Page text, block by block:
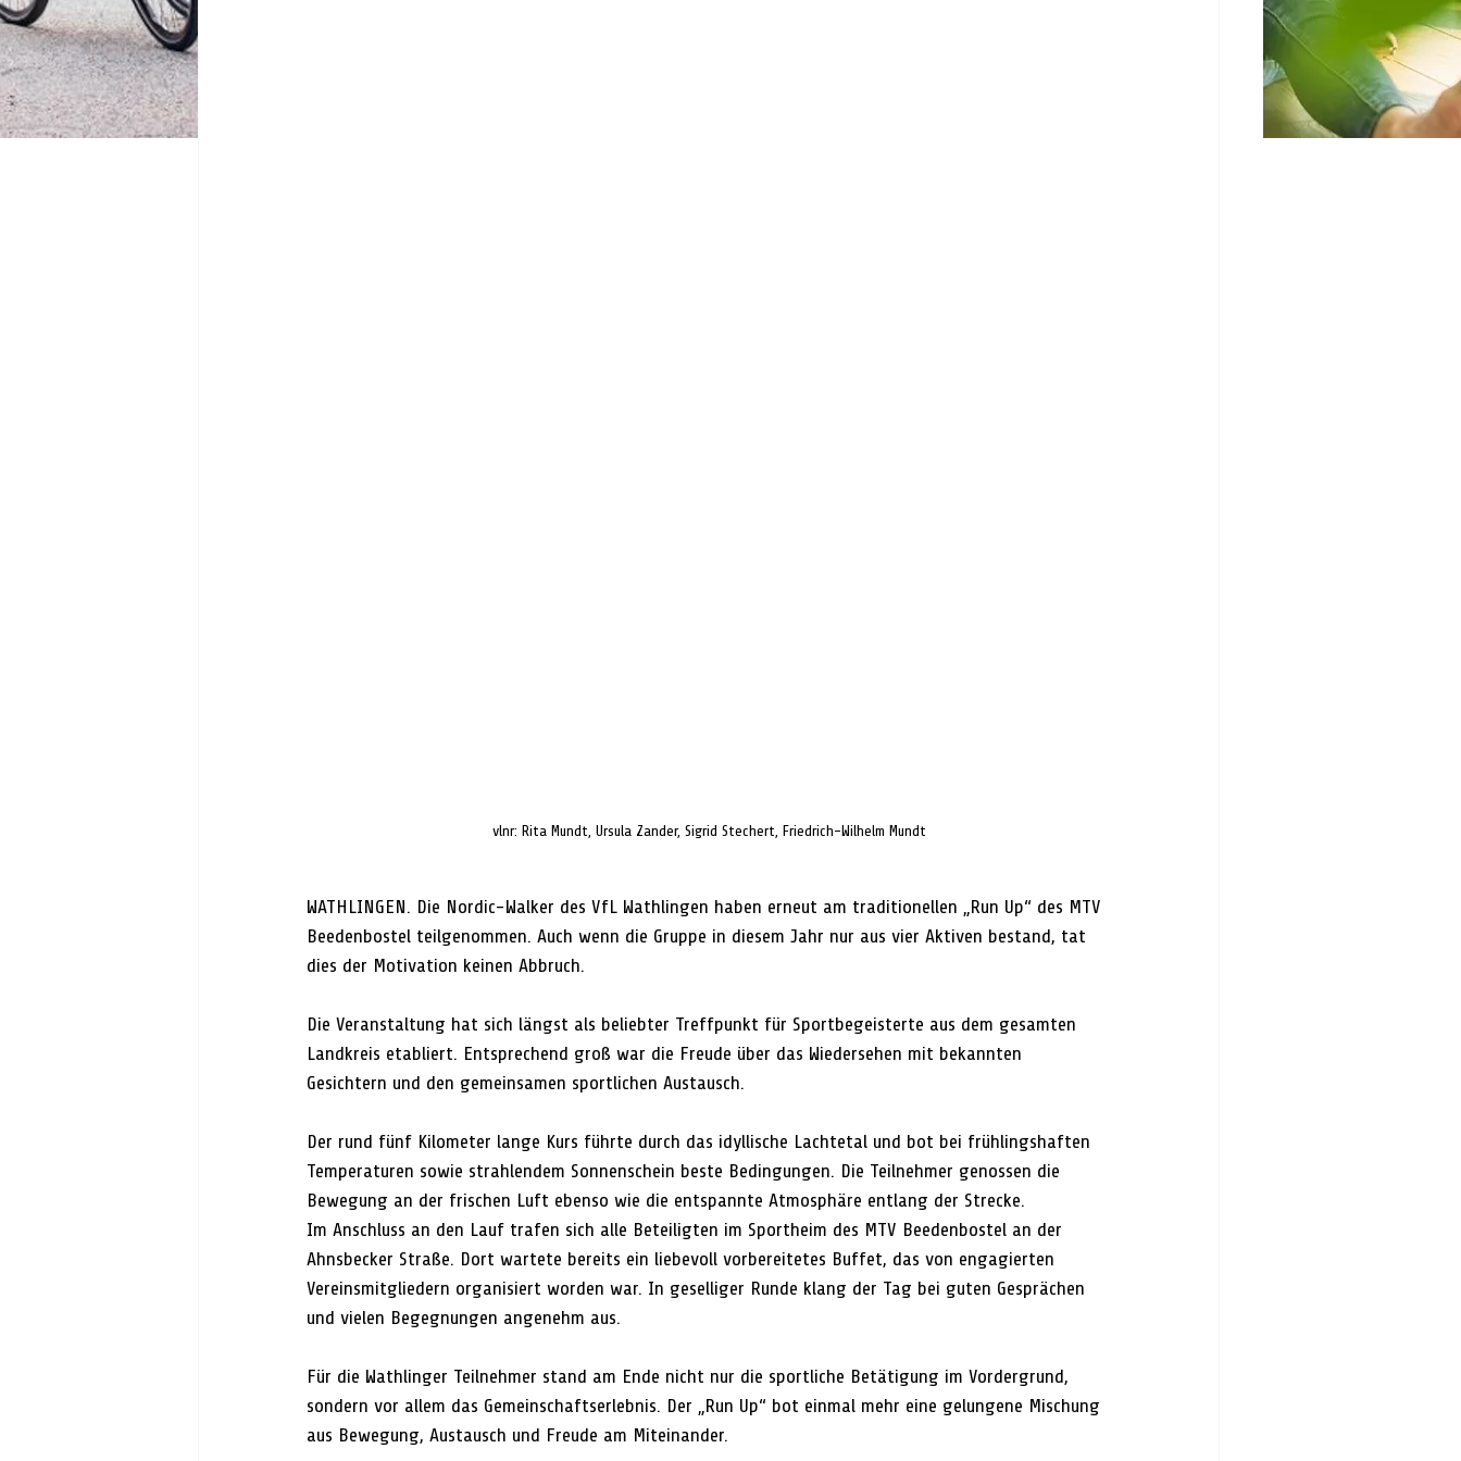
vlnr: Rita Mundt, Ursula Zander, Sigrid Stechert, Friedrich-Wilhelm Mundt
WATHLINGEN. Die Nordic-Walker des VfL Wathlingen haben erneut am traditionellen „Run Up“ des MTV
Beedenbostel teilgenommen. Auch wenn die Gruppe in diesem Jahr nur aus vier Aktiven bestand, tat
dies der Motivation keinen Abbruch.
Die Veranstaltung hat sich längst als beliebter Treffpunkt für Sportbegeisterte aus dem gesamten
Landkreis etabliert. Entsprechend groß war die Freude über das Wiedersehen mit bekannten
Gesichtern und den gemeinsamen sportlichen Austausch.
Der rund fünf Kilometer lange Kurs führte durch das idyllische Lachtetal und bot bei frühlingshaften
Temperaturen sowie strahlendem Sonnenschein beste Bedingungen. Die Teilnehmer genossen die
Bewegung an der frischen Luft ebenso wie die entspannte Atmosphäre entlang der Strecke.
Im Anschluss an den Lauf trafen sich alle Beteiligten im Sportheim des MTV Beedenbostel an der
Ahnsbecker Straße. Dort wartete bereits ein liebevoll vorbereitetes Buffet, das von engagierten
Vereinsmitgliedern organisiert worden war. In geselliger Runde klang der Tag bei guten Gesprächen
und vielen Begegnungen angenehm aus.
Für die Wathlinger Teilnehmer stand am Ende nicht nur die sportliche Betätigung im Vordergrund,
sondern vor allem das Gemeinschaftserlebnis. Der „Run Up“ bot einmal mehr eine gelungene Mischung
aus Bewegung, Austausch und Freude am Miteinander.